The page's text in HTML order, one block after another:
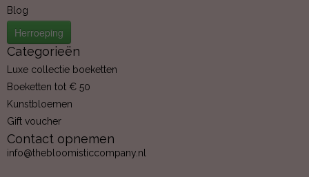
Blog
Herroeping
Categorieën
Luxe collectie boeketten
Boeketten tot € 50
Kunstbloemen
Gift voucher
Contact opnemen
info@thebloomisticcompany.nl